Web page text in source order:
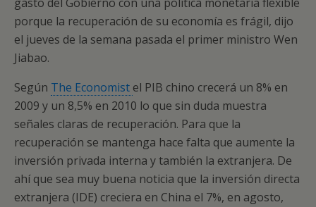
porque la recuperación de su economía es frágil, dijo
el jueves de la semana pasada el primer ministro Wen
Jiabao.
Según The Economist el PIB chino crecerá un 8% en
2009 y un 8,5% en 2010 lo que sin duda muestra
señales claras de recuperación. Para que la
recuperación se mantenga hace falta que aumente la
inversión privada interna y también la extranjera. De
ahí que sea muy buena noticia que la inversión directa
extranjera (IDE) creciera en China el 7%, en agosto,